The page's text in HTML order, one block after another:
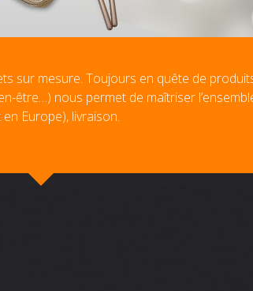
sur mesure. Toujours en quête de
être…) nous permet de maîtriser
Europe), livraison.